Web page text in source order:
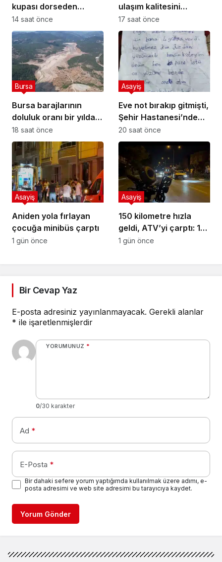
kupası dorseden
ayrıldı: 1 ağır yaralı
14 saat önce
ulaşım kalitesini
artırıyor
17 saat önce
Bursa barajlarının
doluluk oranı bir yılda
yüzde 24,9’dan yüzde
81’e yükseldi
Bursa
18 saat önce
Eve not bırakıp gitmişti,
Şehir Hastanesi’nde
bulundu
Asayiş
20 saat önce
Aniden yola fırlayan
çocuğa minibüs çarptı
Asayiş
1 gün önce
150 kilometre hızla
geldi, ATV’yi çarptı: 1
ölü
Asayiş
1 gün önce
Bir Cevap Yaz
E-posta adresiniz yayınlanmayacak. Gerekli alanlar
* ile işaretlenmişlerdir
YORUMUNUZ *
0/30 karakter
Ad *
E-Posta *
Bir dahaki sefere yorum yaptığımda kullanılmak üzere adımı, e-
posta adresimi ve web site adresimi bu tarayıcıya kaydet.
Yorum Gönder